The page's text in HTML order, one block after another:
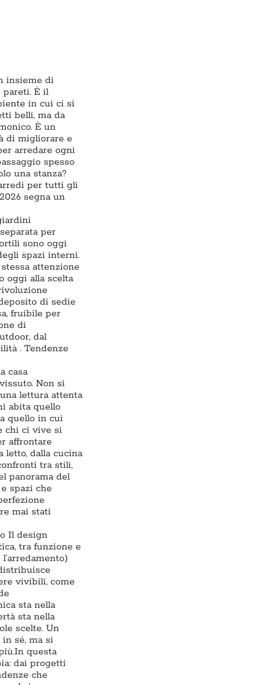
insieme di
pareti. È il
in cui ci si
belli, ma da
È un
di migliorare e
arredare ogni
spesso
una stanza?
per tutti gli
segna un
per
sono oggi
spazi interni.
attenzione
oggi alla scelta
di sedie
fruibile per
di
dal
. Tendenze
casa
Non si
lettura attenta
abita quello
quello in cui
chi ci vive si
affrontare
letto, dalla cucina
tra stili,
panorama del
spazi che
mai stati
Il design
tra funzione e
vivibili, come
sta nella
sta nella
scelte. Un
sé, ma si
questa
dai progetti
che